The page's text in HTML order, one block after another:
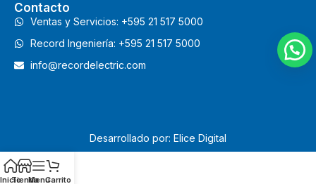
Contacto
Ventas y Servicios: +595 21 517 5000
Record Ingeniería: +595 21 517 5000
info@recordelectric.com
Desarrollado por: Elice Digital
InicioTiendaMenuCarrito